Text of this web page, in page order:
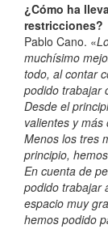
¿Cómo ha
restricciones?
Pablo Cano. «
muchísimo
todo, al contar
podido trabajar
Desde el
valientes y
Menos los tres
principio,
En cuenta de
podido trabajar
espacio muy
hemos podido